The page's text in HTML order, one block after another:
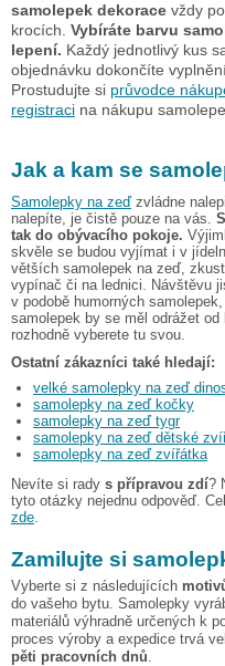
samolepek dekorace vždy
krocích. Vybíráte barvu
lepení. Každý jednotlivý kus
objednávku dokončíte
Prostudujte si průvodce
registraci na nákupu
Jak a kam se
Samolepky na zeďzvládne
nalepíte, je čistě pouze na vás.
tak do obývacího pokoje.
skvěle se budou vyjímat i v
větších samolepek na zeď,
vypínač či na lednici. Návštěvu
v podobě humorných
samolepek by se měl odrážet
rozhodně vyberete tu svou.
Ostatní zákazníci také hledají:
velké samolepky na zeď
samolepky na zeď kočky
samolepky na zeď tygr
samolepky na zeď dětské
samolepky na zeď zvířátka
Nevíte si rady s přípravou zdí?
tyto otázky nejednu odpověď.
zde.
Zamilujte si
Vyberte si z následujících
do vašeho bytu. Samolepky
materiálů výhradně určených k
proces výroby a expedice trvá
pěti pracovních dnů.